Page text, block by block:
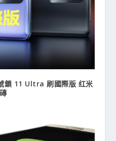
鎖 11 Ultra 刷國際版 红米